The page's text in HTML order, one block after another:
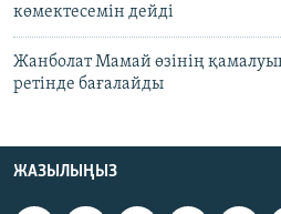
көмектесемін дейді
Жанболат Мамай өзінің
ретінде бағалайды
ЖАЗЫЛЫҢЫЗ